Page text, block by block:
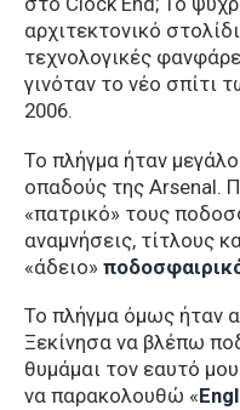
αρχιτεκτονικό
τεχνολογικές
γινόταν το νέο σπίτι
2006.
Το πλήγμα ήταν
οπαδούς της Arsenal.
«πατρικό» τους
αναμνήσεις, τίτλους
«άδειο»
Το πλήγμα όμως ήταν
Ξεκίνησα να βλέπω
θυμάμαι τον εαυτό
να παρακολουθώ «